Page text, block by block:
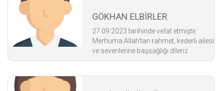
GÖKHAN ELBİRLER
27.09.2023 tarihinde vefat etmiştir.
Merhuma Allah'tan rahmet, kederli ailesi
ve sevenlerine başsağlığı dileriz.